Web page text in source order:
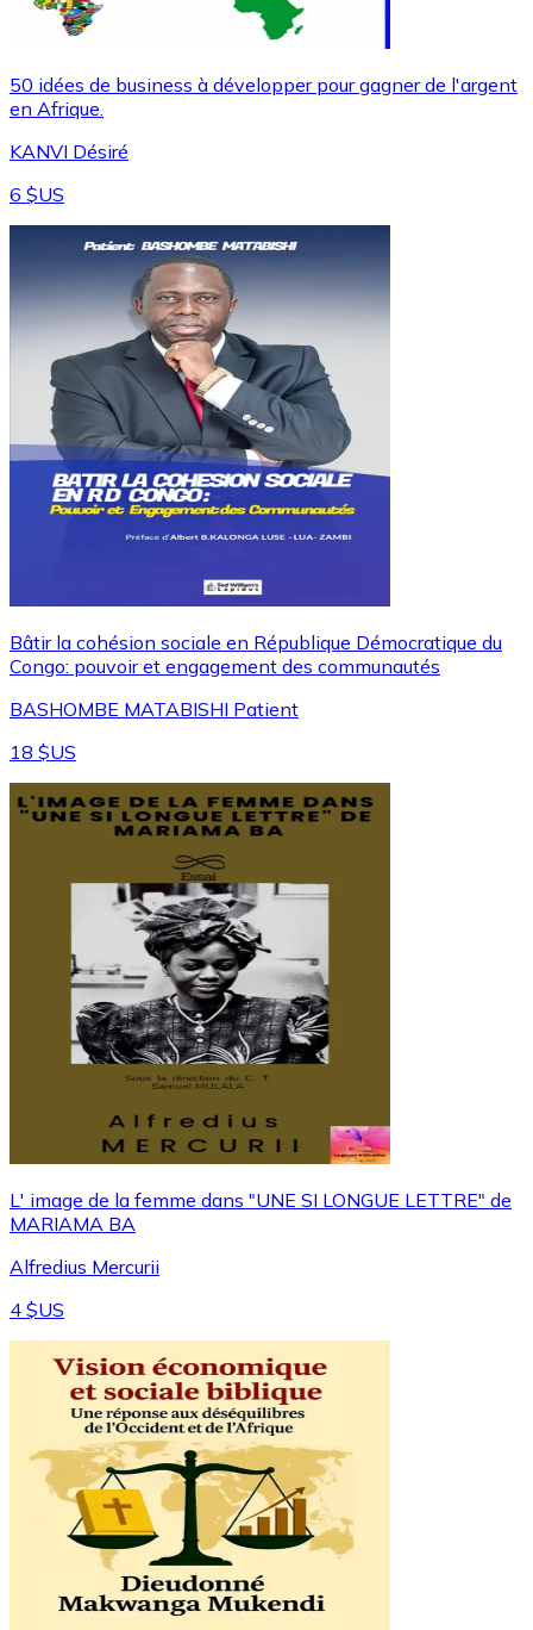
50 idées de business à développer pour gagner de l'argent
en Afrique.
KANVI Désiré
6 $US
Bâtir la cohésion sociale en République Démocratique du
Congo: pouvoir et engagement des communautés
BASHOMBE MATABISHI Patient
18 $US
L' image de la femme dans "UNE SI LONGUE LETTRE" de
MARIAMA BA
Alfredius Mercurii
4 $US